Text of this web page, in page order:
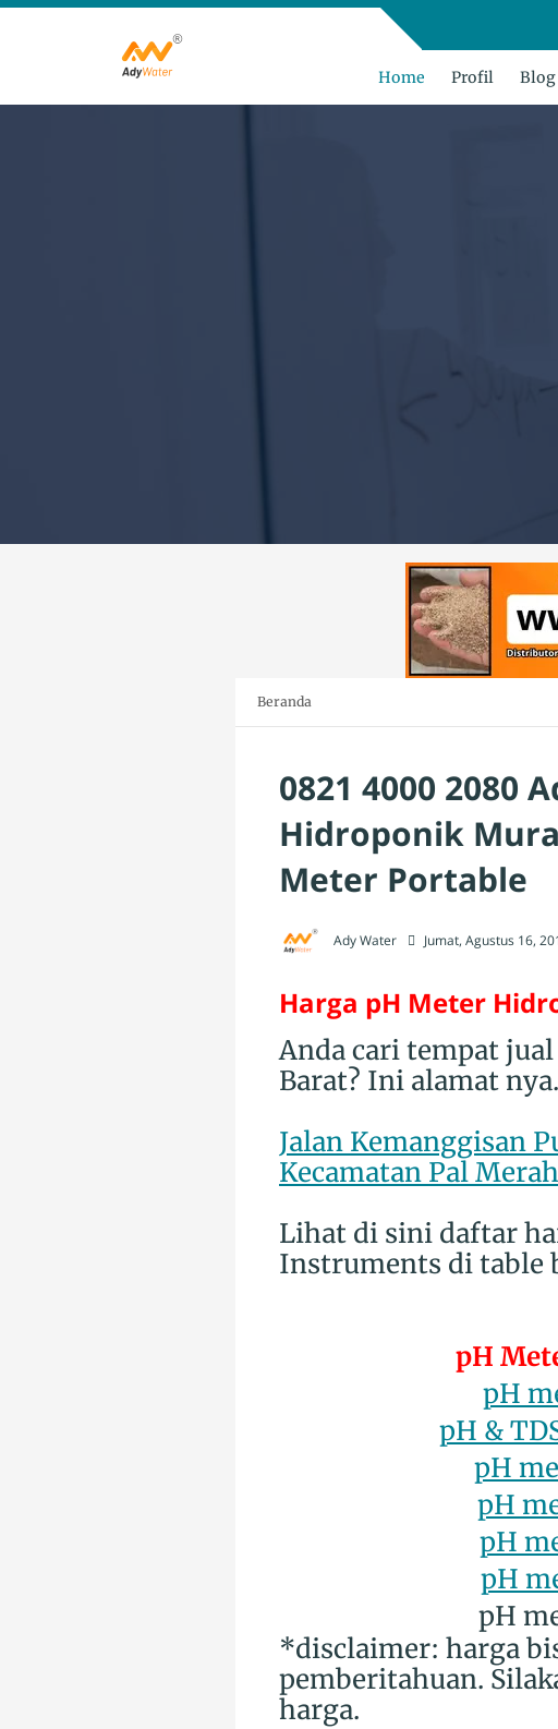
Home Profil Blog
Beranda
0821 4000 2080
Hidroponik
Meter Portable
Ady Water Jumat, Agustus 16,
Harga pH Meter
Anda cari tempat
Barat? Ini alamat nya.
Jalan Kemanggisan
Kecamatan Pal
Lihat di sini daftar
Instruments di table
pH
pH
pH &
pH
pH
pH
pH
pH
*disclaimer: harga
pemberitahuan.
harga.